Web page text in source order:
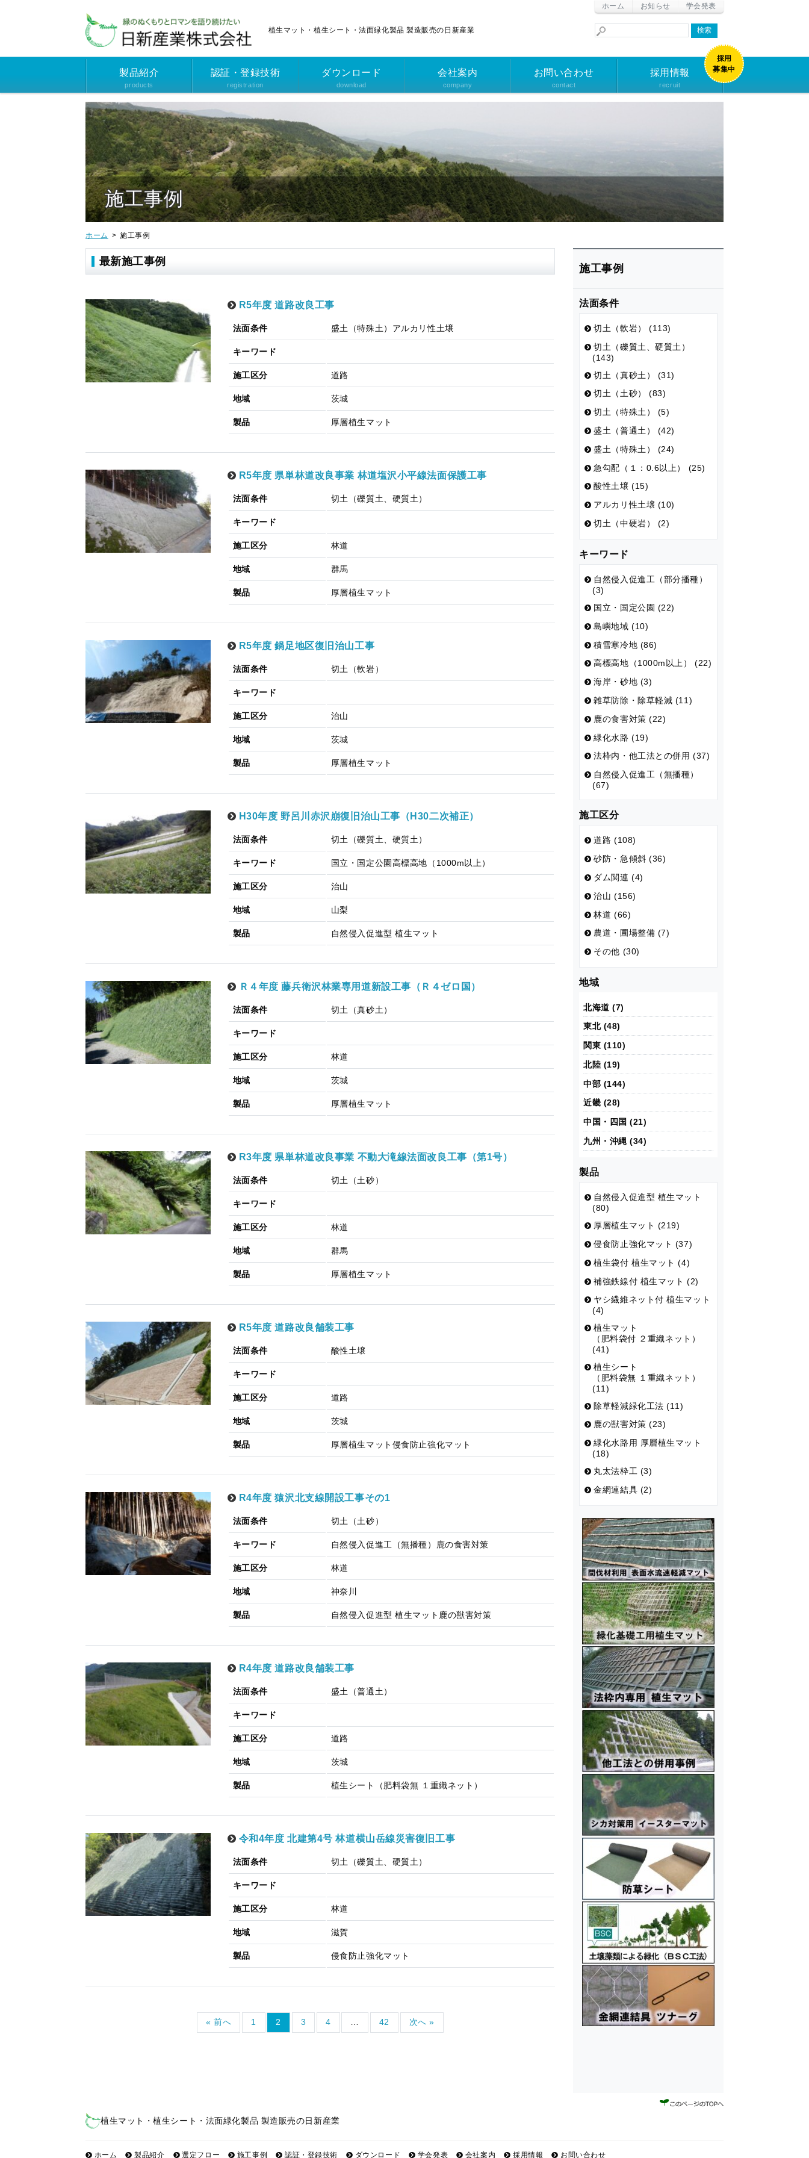
c
植生マット・植生シート・法面緑化製品 製造販売の日新産業
ホーム お知らせ 学会発表
製品紹介
products
認証・登録技術
registration
ダウンロード
download
会社案内
company
お問い合わせ
contact
採用情報
recruit
施工事例
ホーム 施工事例
最新施工事例
R5年度 道路改良工事
法面条件 盛土（特殊土） アルカリ性土壌
キーワード
施工区分 道路
地域 茨城
製品 厚層植生マット
R5年度 県単林道改良事業 林道塩沢小平線法面保護工事
法面条件 切土（礫質土、硬質土）
キーワード
施工区分 林道
地域 群馬
製品 厚層植生マット
R5年度 鍋足地区復旧治山工事
法面条件 切土（軟岩）
キーワード
施工区分 治山
地域 茨城
製品 厚層植生マット
H30年度 野呂川赤沢崩復旧治山工事（H30二次補正）
法面条件 切土（礫質土、硬質土）
キーワード 国立・国定公園高標高地（1000m以上）
施工区分 治山
地域 山梨
製品 自然侵入促進型 植生マット
Ｒ４年度 藤兵衛沢林業専用道新設工事（Ｒ４ゼロ国）
法面条件 切土（真砂土）
キーワード
施工区分 林道
地域 茨城
製品 厚層植生マット
R3年度 県単林道改良事業 不動大滝線法面改良工事（第1号）
法面条件 切土（土砂）
キーワード
施工区分 林道
地域 群馬
製品 厚層植生マット
R5年度 道路改良舗装工事
法面条件 酸性土壌
キーワード
施工区分 道路
地域 茨城
製品 厚層植生マット 侵食防止強化マット
R4年度 猿沢北支線開設工事その1
法面条件 切土（土砂）
キーワード 自然侵入促進工（無播種） 鹿の食害対策
施工区分 林道
地域 神奈川
製品 自然侵入促進型 植生マット 鹿の獣害対策
R4年度 道路改良舗装工事
法面条件 盛土（普通土）
キーワード
施工区分 道路
地域 茨城
製品 植生シート（肥料袋無 １重織ネット）
令和4年度 北建第4号 林道横山岳線災害復旧工事
法面条件 切土（礫質土、硬質土）
キーワード
施工区分 林道
地域 滋賀
製品 侵食防止強化マット
« 前へ 1 2 3 4 … 42 次へ »
施工事例
法面条件
切土（軟岩） (113)
切土（礫質土、硬質土）
(143)
切土（真砂土） (31)
切土（土砂） (83)
切土（特殊土） (5)
盛土（普通土） (42)
盛土（特殊土） (24)
急勾配（１：0.6以上） (25)
酸性土壌 (15)
アルカリ性土壌 (10)
切土（中硬岩） (2)
キーワード
自然侵入促進工（部分播種）
(3)
国立・国定公園 (22)
島嶼地域 (10)
積雪寒冷地 (86)
高標高地（1000m以上） (22)
海岸・砂地 (3)
雑草防除・除草軽減 (11)
鹿の食害対策 (22)
緑化水路 (19)
法枠内・他工法との併用 (37)
自然侵入促進工（無播種）
(67)
施工区分
道路 (108)
砂防・急傾斜 (36)
ダム関連 (4)
治山 (156)
林道 (66)
農道・圃場整備 (7)
その他 (30)
地域
北海道 (7)
東北 (48)
関東 (110)
北陸 (19)
中部 (144)
近畿 (28)
中国・四国 (21)
九州・沖縄 (34)
製品
自然侵入促進型 植生マット
(80)
厚層植生マット (219)
侵食防止強化マット (37)
植生袋付 植生マット (4)
補強鉄線付 植生マット (2)
ヤシ繊維ネット付 植生マット
(4)
植生マット
（肥料袋付 ２重織ネット）
(41)
植生シート
（肥料袋無 １重織ネット）
(11)
除草軽減緑化工法 (11)
鹿の獣害対策 (23)
緑化水路用 厚層植生マット
(18)
丸太法枠工 (3)
金網連結具 (2)
植生マット・植生シート・法面緑化製品 製造販売の日新産業
ホーム 製品紹介 選定フロー 施工事例 認証・登録技術 ダウンロード 学会発表 会社案内 採用情報 お問い合わせ